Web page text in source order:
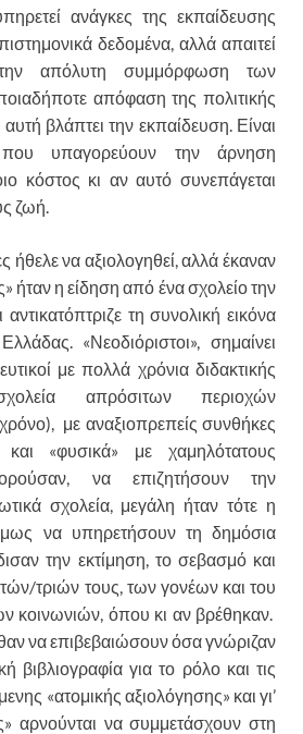
ανάγκες της εκπαίδευσης
δεδομένα, αλλά απαιτεί
απόλυτη συμμόρφωση των
απόφαση της πολιτικής
βλάπτει την εκπαίδευση. Είναι
υπαγορεύουν την άρνηση
κόστος κι αν αυτό συνεπάγεται
ζωή.
ήθελε να αξιολογηθεί, αλλά έκαναν
ήταν η είδηση από ένα σχολείο την
τη συνολική εικόνα
«Νεοδιόριστοι», σημαίνει
με πολλά χρόνια διδακτικής
απρόσιτων περιοχών
με αναξιοπρεπείς συνθήκες
και «φυσικά» με χαμηλότατους
να επιζητήσουν την
σχολεία, μεγάλη ήταν τότε η
να υπηρετήσουν τη δημόσια
την εκτίμηση, το σεβασμό και
τριών τους, των γονέων και του
κοινωνιών, όπου κι αν βρέθηκαν.
να επιβεβαιώσουν όσα γνώριζαν
βιβλιογραφία για το ρόλο και τις
«ατομικής αξιολόγησης» και γι’
αρνούνται να συμμετάσχουν στη